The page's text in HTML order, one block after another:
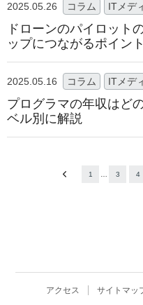
2025.05.26 コラム ITメデ
ドローンのパイロット
ップにつながるポイン
2025.05.16 コラム ITメデ
プログラマの年収はど
ベル別に解説
1 3 4
アクセス サイトマッ